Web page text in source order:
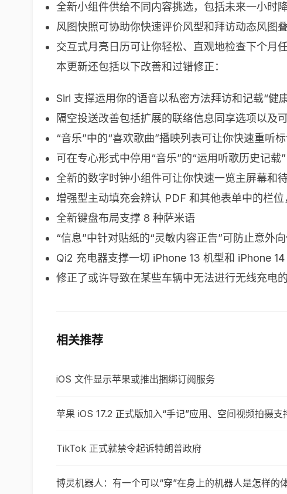
全新小组件供给不同内容挑选，包括未来一小时
风图快照可协助你快速评价风型和拜访动态风图
交互式月亮日历可让你轻松、直观地检查下个月
本更新还包括以下改善和过错修正：
Siri 支撑运用你的语音以私密方法拜访和记载“健
隔空投送改善包括扩展的联络信息同享选项以及
“音乐”中的“喜欢歌曲”播映列表可让你快速重听
可在专心形式中停用“音乐”的“运用听歌历史记
全新的数字时钟小组件可让你快速一览主屏幕和
增强型主动填充会辨认 PDF 和其他表单中的栏
全新键盘布局支撑 8 种萨米语
“信息”中针对贴纸的“灵敏内容正告”可防止意外
Qi2 充电器支撑一切 iPhone 13 机型和 iPhone 14
修正了或许导致在某些车辆中无法进行无线充电
相关推荐
iOS 文件显示苹果或推出捆绑订阅服务
苹果 iOS 17.2 正式版加入“手记”应用、空间视频拍摄支
TikTok 正式就禁令起诉特朗普政府
博灵机器人：有一个可以“穿”在身上的机器人是怎样的